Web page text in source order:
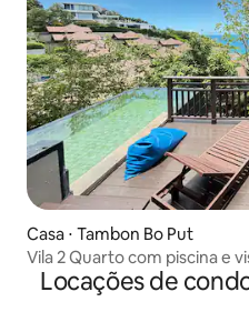
Casa ⋅ Tambon Bo Put
Vila 2 Quarto com piscina e
Locações de